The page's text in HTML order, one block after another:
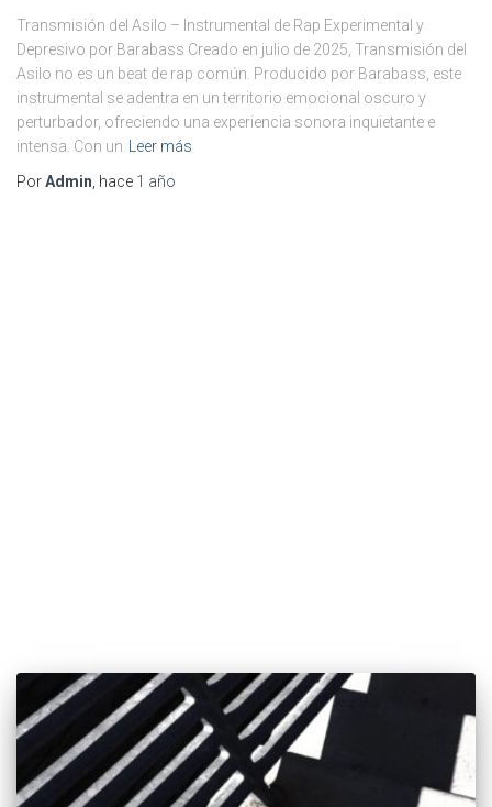
Transmisión del Asilo – Instrumental de Rap Experimental y
Depresivo por Barabass Creado en julio de 2025, Transmisión del
Asilo no es un beat de rap común. Producido por Barabass, este
instrumental se adentra en un territorio emocional oscuro y
perturbador, ofreciendo una experiencia sonora inquietante e
intensa. Con un
Leer más
PorAdmin , hace 1 año